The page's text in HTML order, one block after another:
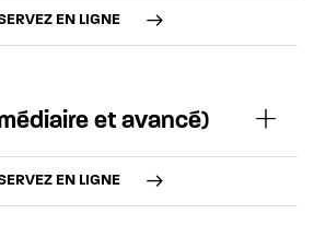
EN LIGNE
et avancé)
EN LIGNE